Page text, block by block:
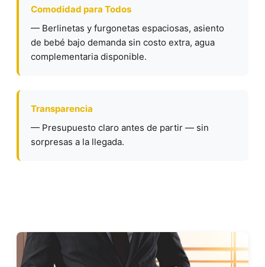
Comodidad para Todos
— Berlinetas y furgonetas espaciosas, asiento
de bebé bajo demanda sin costo extra, agua
complementaria disponible.
Transparencia
— Presupuesto claro antes de partir — sin
sorpresas a la llegada.